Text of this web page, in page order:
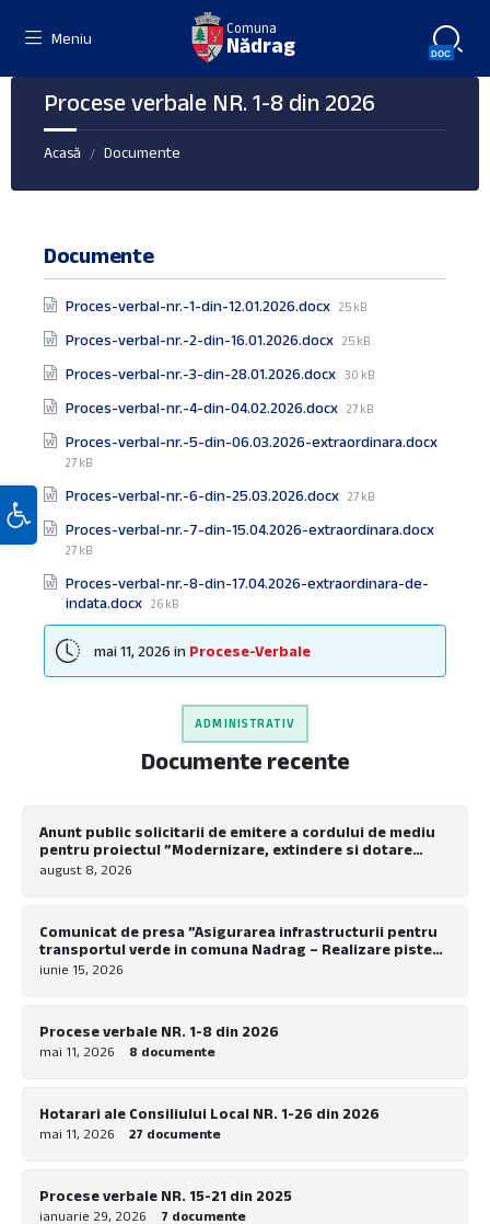
Deschide bara de unelte
Meniu
Comuna
Nădrag
Procese verbale NR. 1-8 din 2026
Acasă / Documente
Documente
Proces-verbal-nr.-1-din-12.01.2026.docx File
25 kB
Proces-verbal-nr.-2-din-16.01.2026.docx File
25 kB
Proces-verbal-nr.-3-din-28.01.2026.docx File
30 kB
Proces-verbal-nr.-4-din-04.02.2026.docx File
27 kB
Proces-verbal-nr.-5-din-06.03.2026-extraordinara.docx
27 kB
Proces-verbal-nr.-6-din-25.03.2026.docx File
27 kB
Proces-verbal-nr.-7-din-15.04.2026-extraordinara.docx
27 kB
Proces-verbal-nr.-8-din-17.04.2026-extraordinara-de-
indata.docx File
size:
26 kB
mai 11, 2026 in Procese-Verbale
ADMINISTRATIV
Documente recente
Anunt public solicitarii de emitere a cordului de mediu
pentru proiectul ”Modernizare, extindere si dotare
tabara de copii Nadrag”
august 8, 2026
Comunicat de presa ”Asigurarea infrastructurii pentru
transportul verde in comuna Nadrag – Realizare piste
pentru biciclete la nivel local”
iunie 15, 2026
Procese verbale NR. 1-8 din 2026
mai 11, 2026 8 documente
Hotarari ale Consiliului Local NR. 1-26 din 2026
mai 11, 2026 27 documente
Procese verbale NR. 15-21 din 2025
ianuarie 29, 2026 7 documente